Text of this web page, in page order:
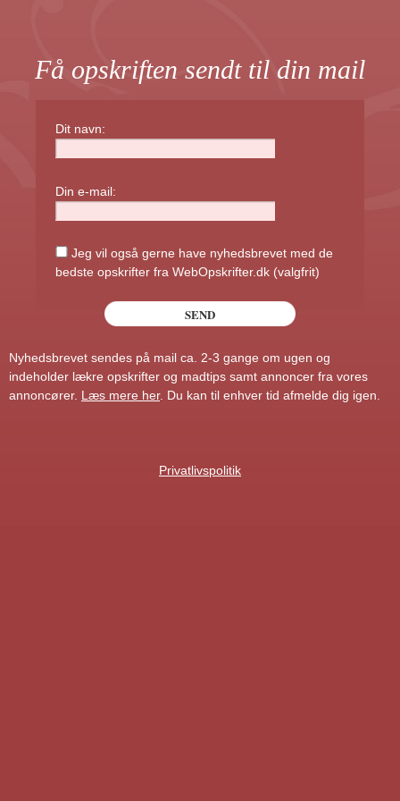
Få opskriften sendt til din mail
Dit navn:
Din e-mail:
Jeg vil også gerne have nyhedsbrevet med de
bedste opskrifter fra WebOpskrifter.dk (valgfrit)
Nyhedsbrevet sendes på mail ca. 2-3 gange om ugen og
indeholder lækre opskrifter og madtips samt annoncer fra vores
annoncører. Læs mere her. Du kan til enhver tid afmelde dig igen.
Privatlivspolitik